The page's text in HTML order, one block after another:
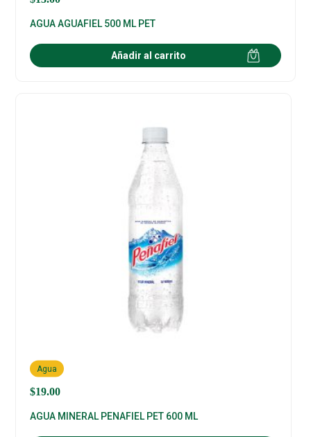
AGUA AGUAFIEL 500 ML PET
Añadir al carrito
$19.00
Agua
AGUA MINERAL PENAFIEL PET 600 ML